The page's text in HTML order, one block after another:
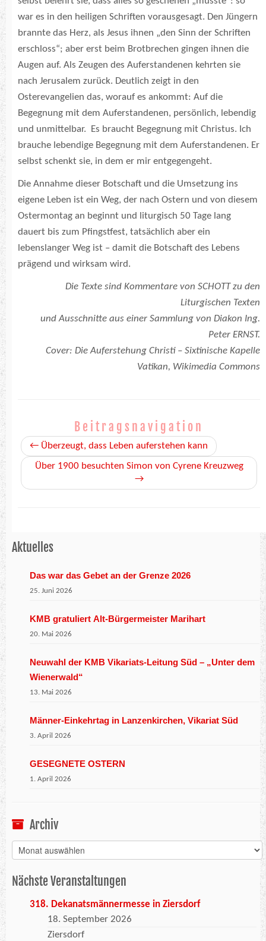
war es in den heiligen Schriften vorausgesagt. Den Jüngern
brannte das Herz, als Jesus ihnen „den Sinn der Schriften
erschloss“; aber erst beim Brotbrechen gingen ihnen die
Augen auf. Als Zeugen des Auferstandenen kehrten sie
nach Jerusalem zurück. Deutlich zeigt in den
Osterevangelien das, worauf es ankommt: Auf die
Begegnung mit dem Auferstandenen, persönlich, lebendig
und unmittelbar. Es braucht Begegnung mit Christus. Ich
brauche lebendige Begegnung mit dem Auferstandenen. Er
selbst schenkt sie, in dem er mir entgegengeht.
Die Annahme dieser Botschaft und die Umsetzung ins
eigene Leben ist ein Weg, der nach Ostern und von diesem
Ostermontag an beginnt und liturgisch 50 Tage lang
dauert bis zum Pfingstfest, tatsächlich aber ein
lebenslanger Weg ist – damit die Botschaft des Lebens
prägend und wirksam wird.
Die Texte sind Kommentare von SCHOTT zu den
Liturgischen Texten
und Ausschnitte aus einer Sammlung von Diakon Ing.
Peter ERNST.
Cover: Die Auferstehung Christi – Sixtinische Kapelle
Vatikan, Wikimedia Commons
Beitragsnavigation
← Überzeugt, dass Leben auferstehen kann
Über 1900 besuchten Simon von Cyrene Kreuzweg
→
Aktuelles
Das war das Gebet an der Grenze 2026
25. Juni 2026
KMB gratuliert Alt-Bürgermeister Marihart
20. Mai 2026
Neuwahl der KMB Vikariats-Leitung Süd – „Unter dem
Wienerwald“
13. Mai 2026
Männer-Einkehrtag in Lanzenkirchen, Vikariat Süd
3. April 2026
GESEGNETE OSTERN
1. April 2026
Archiv
Archiv
Nächste Veranstaltungen
318. Dekanatsmännermesse in Ziersdorf
18. September 2026
Ziersdorf